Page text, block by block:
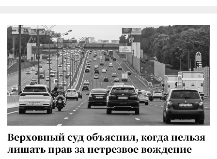
Верховный суд объяснил, когда нельзя
лишать прав за нетрезвое вождение